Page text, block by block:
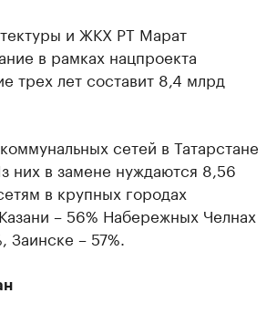
и ЖКХ РТ Марат
в рамках нацпроекта
трех лет составит 8,4 млрд
сетей в Татарстане
них в замене нуждаются 8,56
в крупных городах
– 56% Набережных Челнах
– 57%.